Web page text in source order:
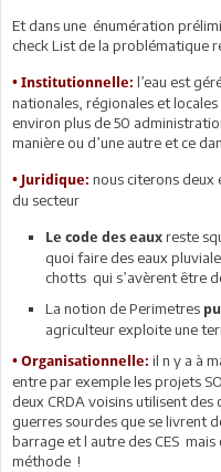
Et dans une énumération
check List de la problématique
• Institutionnelle: l’eau est
nationales, régionales et
environ plus de 50
manière ou d’une autre et ce
• Juridique: nous citerons deux
du secteur
Le code des eaux reste
quoi faire des eaux
chotts qui s’avèrent être
La notion de Perimetres
agriculteur exploite une
• Organisationnelle: il n y a à
entre par exemple les projets
deux CRDA voisins utilisent
guerres sourdes que se livrent
barrage et l autre des CES mais
méthode !